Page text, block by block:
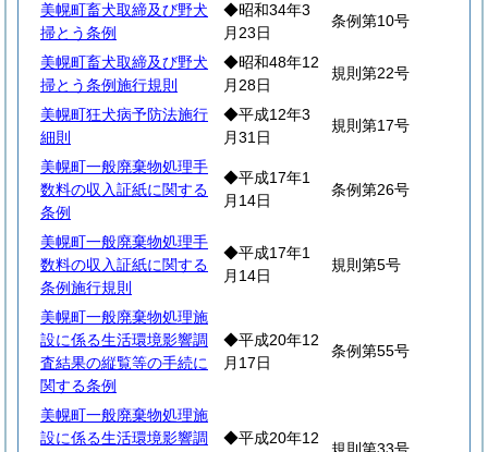
美幌町畜犬取締及び野犬
掃とう条例
◆昭和34年3
月23日
条例第10号
美幌町畜犬取締及び野犬
掃とう条例施行規則
◆昭和48年12
月28日
規則第22号
美幌町狂犬病予防法施行
細則
◆平成12年3
月31日
規則第17号
美幌町一般廃棄物処理手
数料の収入証紙に関する
条例
◆平成17年1
月14日
条例第26号
美幌町一般廃棄物処理手
数料の収入証紙に関する
条例施行規則
◆平成17年1
月14日
規則第5号
美幌町一般廃棄物処理施
設に係る生活環境影響調
査結果の縦覧等の手続に
関する条例
◆平成20年12
月17日
条例第55号
美幌町一般廃棄物処理施
設に係る生活環境影響調
◆平成20年12